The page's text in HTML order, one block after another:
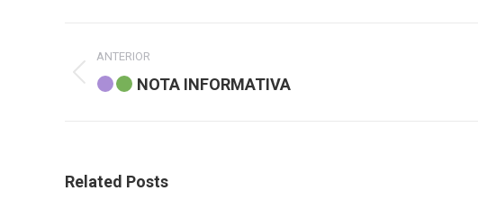
entre
ANTERIOR
PublicaciónNOTA INFORMATIVA
Related Posts